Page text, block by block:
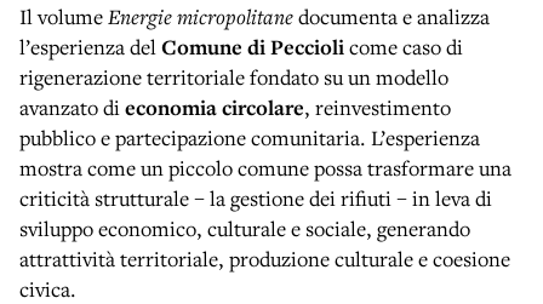
Il volumeEnergie micropolitanedocumenta e analizza
l’esperienza delComune di Pecciolicome caso di
rigenerazione territoriale fondato su un modello
avanzato dieconomia circolare, reinvestimento
pubblico e partecipazione comunitaria. L’esperienza
mostra come un piccolo comune possa trasformare una
criticità strutturale – la gestione dei rifiuti – in leva di
sviluppo economico, culturale e sociale, generando
attrattività territoriale, produzione culturale e coesione
civica.